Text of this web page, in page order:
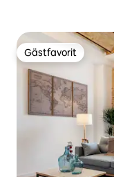
Gästfavorit
Gästfavorit